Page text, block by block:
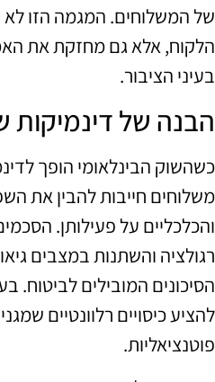
של המשלוחים. המגמה הזו
הלקוח, אלא גם מחזקת את
בעיני הציבור.
הבנה של דינמיקות
כשהשוק הבינלאומי הופך
משלוחים חייבות להבין את
והכלכליים על פעילותן.
רגולציה והשתנות במצבים
הסיכונים המובילים לביטוח.
להציע כיסויים רלוונטיים
פוטנציאליות.